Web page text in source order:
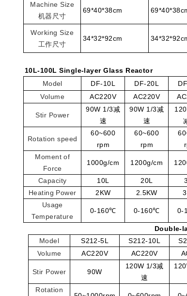
MachineSize
机器尺寸
69*40*38cm
WorkingSize
工作尺寸
34*32*92cm
10L-100L Single-layer Glass Reactor
Model
DF-10L DF-20L
Volume AC220V AC220V
Stir Power
90W 1/3减
速
90W 1/3减
速
Rotation speed
60~600
rpm
60~600
rpm
Moment of
Force
1000g/cm 1200g/cm
Capacity 10L 20L
Heating Power 2KW 2.5KW
Usage
Temperature
0-160℃ 0-160℃ 0-
Double-
Model
S212-5L S212-10L S
Volume AC220V AC220V
Stir Power 90W
120W 1/3减
速
120
Rotation